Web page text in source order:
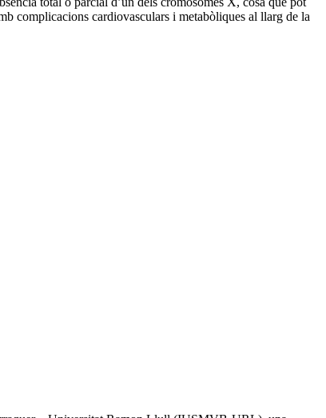
complicacions cardiovasculars i metabòliques al llarg de la